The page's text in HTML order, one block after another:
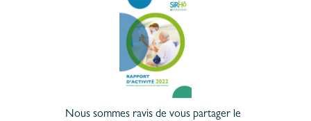
Nous sommes ravis de vous partager le